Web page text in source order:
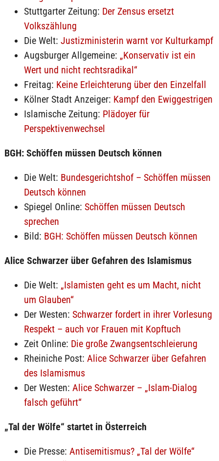
Stuttgarter Zeitung: Der Zensus ersetzt
Volkszählung
Die Welt: Justizministerin warnt vor Kulturkampf
Augsburger Allgemeine: „Konservativ ist ein
Wert und nicht rechtsradikal“
Freitag: Keine Erleichterung über den Einzelfall
Kölner Stadt Anzeiger: Kampf den Ewiggestrigen
Islamische Zeitung: Plädoyer für
Perspektivenwechsel
BGH: Schöffen müssen Deutsch können
Die Welt: Bundesgerichtshof – Schöffen müssen
Deutsch können
Spiegel Online: Schöffen müssen Deutsch
sprechen
Bild: BGH: Schöffen müssen Deutsch können
Alice Schwarzer über Gefahren des Islamismus
Die Welt: „Islamisten geht es um Macht, nicht
um Glauben“
Der Westen: Schwarzer fordert in ihrer Vorlesung
Respekt – auch vor Frauen mit Kopftuch
Zeit Online: Die große Zwangsentschleierung
Rheiniche Post: Alice Schwarzer über Gefahren
des Islamismus
Der Westen: Alice Schwarzer – „Islam-Dialog
falsch geführt“
„Tal der Wölfe“ startet in Österreich
Die Presse: Antisemitismus? „Tal der Wölfe“